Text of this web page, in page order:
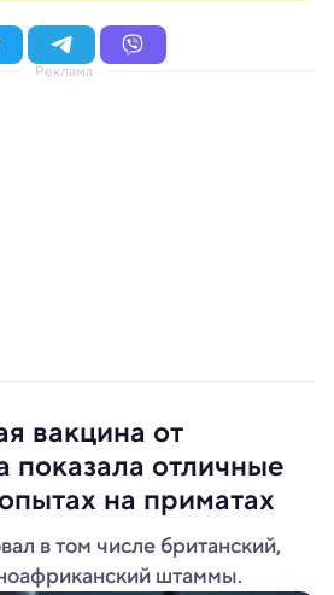
Реклама
вакцина от
показала отличные
на приматах
в том числе британский,
штаммы.